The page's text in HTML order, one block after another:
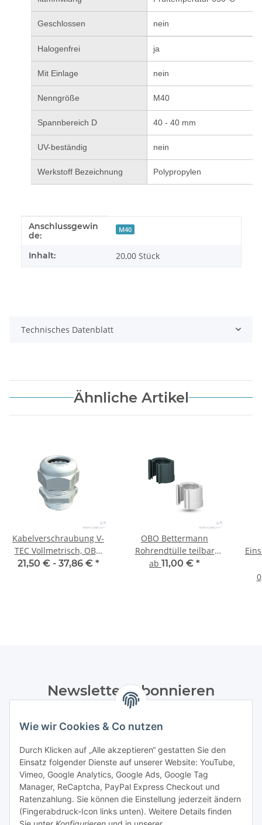
Wie wir Cookies & Co nutzen
Durch Klicken auf „Alle akzeptieren“ gestatten Sie den
Einsatz folgender Dienste auf unserer Website: YouTube,
Vimeo, Google Analytics, Google Ads, Google Tag
Manager, ReCaptcha, PayPal Express Checkout und
Ratenzahlung. Sie können die Einstellung jederzeit ändern
(Fingerabdruck-Icon links unten). Weitere Details finden
Geschlossen nein
Halogenfrei ja
Mit Einlage nein
Nenngröße M40
Spannbereich D 40 - 40 mm
UV-beständig nein
Werkstoff Bezeichnung Polypropylen
Produkteigenschaft
Wert
Anschlussgewin
de:
M40
Inhalt: 20,00 Stück
Technisches Datenblatt
Ähnliche Artikel
Kabelverschraubung V-
TEC Vollmetrisch, OBO
Bettermann
21,50 € - 37,86 € *
OBO Bettermann
Rohrendtülle teilbar
lichtgrau/tiefschwarz -
ab 11,00 € *
Newsletter Abonnieren
Datenschutzerklärungregelmäßig und jederzeit widerruflich
Abonnieren
Informationen